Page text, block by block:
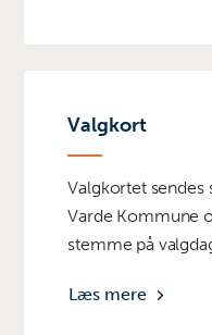
Valgkort
Valgkortet
Varde Kommune
stemme på
Læs mere